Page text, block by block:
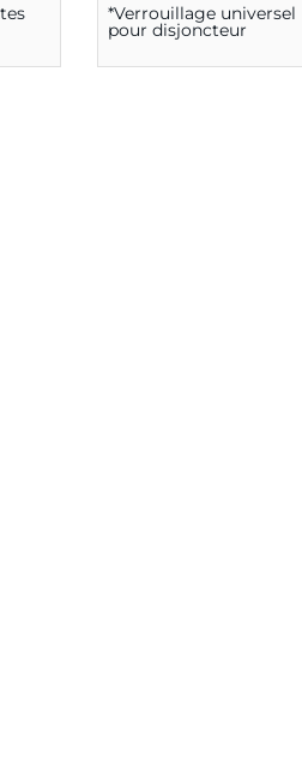
*Verrouillage universel
pour disjoncteur